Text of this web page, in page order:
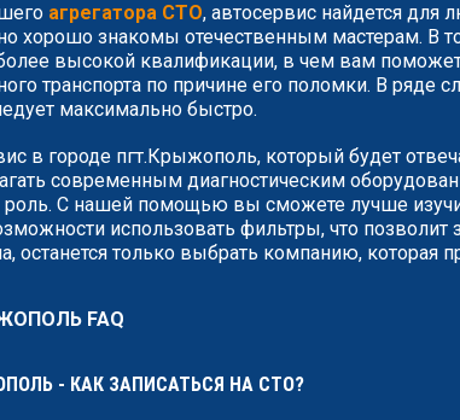
агрегатора СТО, автосервис найдется для
хорошо знакомы отечественным мастерам. В
высокой квалификации, в чем вам
транспорта по причине его поломки. В
максимально быстро.
в городе пгт.Крыжополь, который будет
современным диагностическим
С нашей помощью вы сможете лучше
использовать фильтры, что позволит
останется только выбрать компанию,
FAQ
- КАК ЗАПИСАТЬСЯ НА СТО?